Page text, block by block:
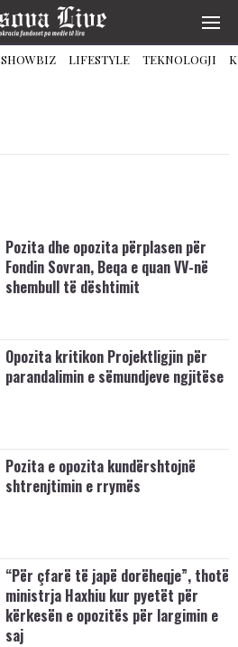
SHOWBIZ LIFESTYLE TEKNOLOGJI
Pozita dhe opozita përplasen për
Fondin Sovran, Beqa e quan VV-në
shembull të dështimit
Opozita kritikon Projektligjin për
parandalimin e sëmundjeve ngjitëse
Pozita e opozita kundërshtojnë
shtrenjtimin e rrymës
“Për çfarë të japë dorëheqje”, thotë
ministrja Haxhiu kur pyetët për
kërkesën e opozitës për largimin e
saj